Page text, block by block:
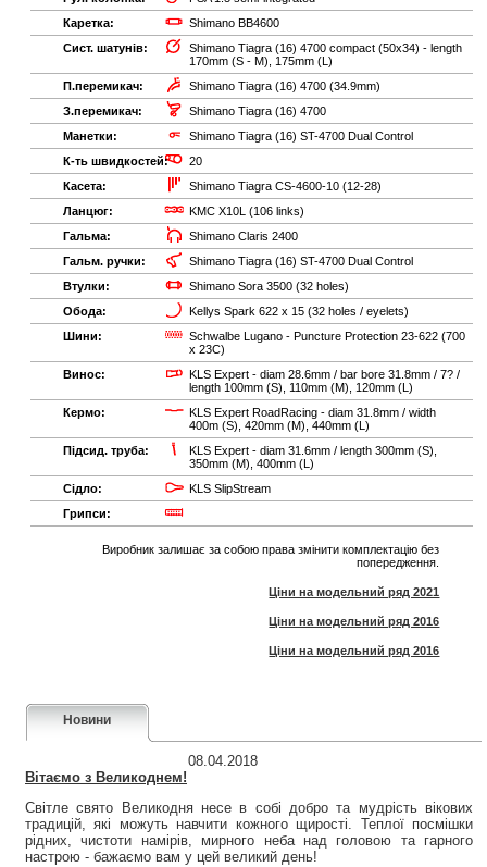
Каретка:
Shimano BB4600
Сист. шатунів:
Shimano Tiagra (16) 4700 compact (50x34) - length
170mm (S - M), 175mm (L)
П.перемикач:
Shimano Tiagra (16) 4700 (34.9mm)
З.перемикач:
Shimano Tiagra (16) 4700
Манетки:
Shimano Tiagra (16) ST-4700 Dual Control
К-ть швидкостей:
20
Касета:
Shimano Tiagra CS-4600-10 (12-28)
Ланцюг:
KMC X10L (106 links)
Гальма:
Shimano Claris 2400
Гальм. ручки:
Shimano Tiagra (16) ST-4700 Dual Control
Втулки:
Shimano Sora 3500 (32 holes)
Обода:
Kellys Spark 622 x 15 (32 holes / eyelets)
Шини:
Schwalbe Lugano - Puncture Protection 23-622 (700
x 23C)
Винос:
KLS Expert - diam 28.6mm / bar bore 31.8mm / 7? /
length 100mm (S), 110mm (M), 120mm (L)
Кермо:
KLS Expert RoadRacing - diam 31.8mm / width
400m (S), 420mm (M), 440mm (L)
Підсид. труба:
KLS Expert - diam 31.6mm / length 300mm (S),
350mm (M), 400mm (L)
Сідло:
KLS SlipStream
Грипси:
Виробник залишає за собою права змінити комплектацію без
попередження.
Ціни на модельний ряд 2021
Ціни на модельний ряд 2016
Ціни на модельний ряд 2016
Новини
08.04.2018
Вітаємо з Великоднем!
Світле свято Великодня несе в собі добро та мудрість вікових
традицій, які можуть навчити кожного щирості. Теплої посмішки
рідних, чистоти намірів, мирного неба над головою та гарного
настрою - бажаємо вам у цей великий день!